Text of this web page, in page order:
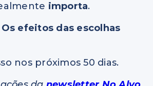
importa.
Os efeitos das escolhas
nos próximos 50 dias.